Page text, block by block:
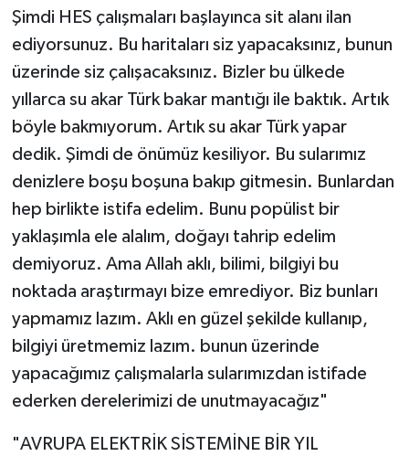
Şimdi HES çalışmaları başlayınca sit alanı ilan
ediyorsunuz. Bu haritaları siz yapacaksınız, bunun
üzerinde siz çalışacaksınız. Bizler bu ülkede
yıllarca su akar Türk bakar mantığı ile baktık. Artık
böyle bakmıyorum. Artık su akar Türk yapar
dedik. Şimdi de önümüz kesiliyor. Bu sularımız
denizlere boşu boşuna bakıp gitmesin. Bunlardan
hep birlikte istifa edelim. Bunu popülist bir
yaklaşımla ele alalım, doğayı tahrip edelim
demiyoruz. Ama Allah aklı, bilimi, bilgiyi bu
noktada araştırmayı bize emrediyor. Biz bunları
yapmamız lazım. Aklı en güzel şekilde kullanıp,
bilgiyi üretmemiz lazım. bunun üzerinde
yapacağımız çalışmalarla sularımızdan istifade
ederken derelerimizi de unutmayacağız"
"AVRUPA ELEKTRİK SİSTEMİNE BİR YIL